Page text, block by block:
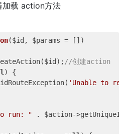
加载 action方法
($id, $params = [])
//创建action
) {
'Unable to
run: " . $action-